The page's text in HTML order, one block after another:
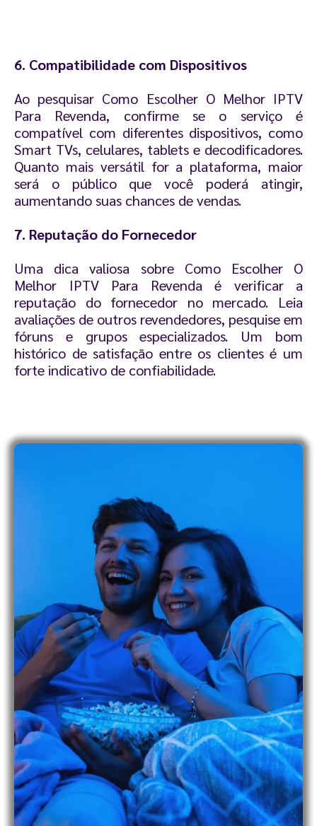
6. Compatibilidade com Dispositivos
Ao pesquisar Como Escolher O Melhor IPTV
Para Revenda, confirme se o serviço é
compatível com diferentes dispositivos, como
Smart TVs, celulares, tablets e decodificadores.
Quanto mais versátil for a plataforma, maior
será o público que você poderá atingir,
aumentando suas chances de vendas.
7. Reputação do Fornecedor
Uma dica valiosa sobre Como Escolher O
Melhor IPTV Para Revenda é verificar a
reputação do fornecedor no mercado. Leia
avaliações de outros revendedores, pesquise em
fóruns e grupos especializados. Um bom
histórico de satisfação entre os clientes é um
forte indicativo de confiabilidade.